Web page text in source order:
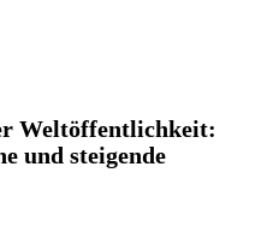
Weltöffentlichkeit:
und steigende